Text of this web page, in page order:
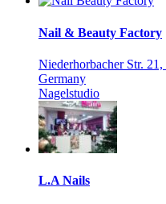
Nail & Beauty Factory
Niederhorbacher Str.
Germany
Nagelstudio
L.A Nails